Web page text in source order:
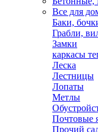
Все для
Баки,
Грабли,
Замки
каркасы
Леска
Лестницы
Лопаты
Метлы
Почтовые
Прочий